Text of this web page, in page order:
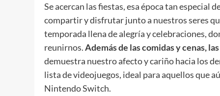
Se acercan las fiestas, esa época tan especial
compartir y disfrutar junto a nuestros seres
temporada llena de alegría y celebraciones,
reunirnos.Además de las comidas y cenas,
demuestra nuestro afecto y cariño hacia los
lista de videojuegos, ideal para aquellos que
Nintendo Switch.